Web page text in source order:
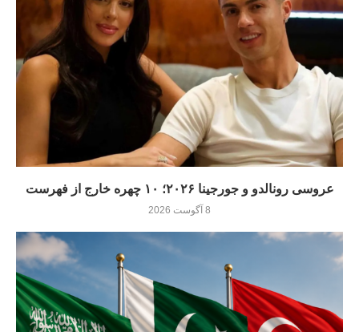
عروسی رونالدو و جورجینا ۲۰۲۶؛ ۱۰ چهره خارج از فهرست
8 آگوست 2026